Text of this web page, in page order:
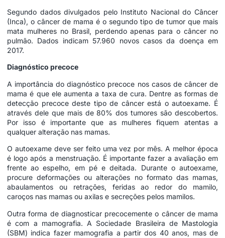
Segundo dados divulgados pelo Instituto Nacional do Câncer
(Inca), o câncer de mama é o segundo tipo de tumor que mais
mata mulheres no Brasil, perdendo apenas para o câncer no
pulmão. Dados indicam 57.960 novos casos da doença em
2017.
Diagnóstico precoce
A importância do diagnóstico precoce nos casos de câncer de
mama é que ele aumenta a taxa de cura. Dentre as formas de
detecção precoce deste tipo de câncer está o autoexame. É
através dele que mais de 80% dos tumores são descobertos.
Por isso é importante que as mulheres fiquem atentas a
qualquer alteração nas mamas.
O autoexame deve ser feito uma vez por mês. A melhor época
é logo após a menstruação. É importante fazer a avaliação em
frente ao espelho, em pé e deitada. Durante o autoexame,
procure deformações ou alterações no formato das mamas,
abaulamentos ou retrações, feridas ao redor do mamilo,
caroços nas mamas ou axilas e secreções pelos mamilos.
Outra forma de diagnosticar precocemente o câncer de mama
é com a mamografia. A Sociedade Brasileira de Mastologia
(SBM) indica fazer mamografia a partir dos 40 anos, mas de